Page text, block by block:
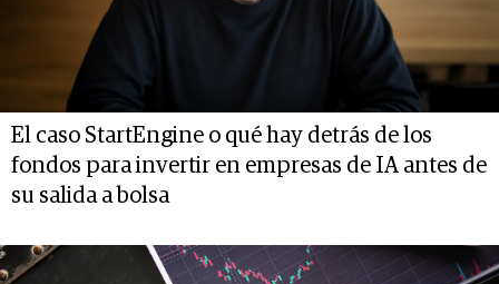
El caso StartEngine o qué hay detrás de los
fondos para invertir en empresas de IA antes de
su salida a bolsa